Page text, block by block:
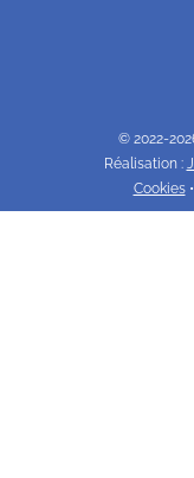
© 2022-
Réalisation :
Cookies•